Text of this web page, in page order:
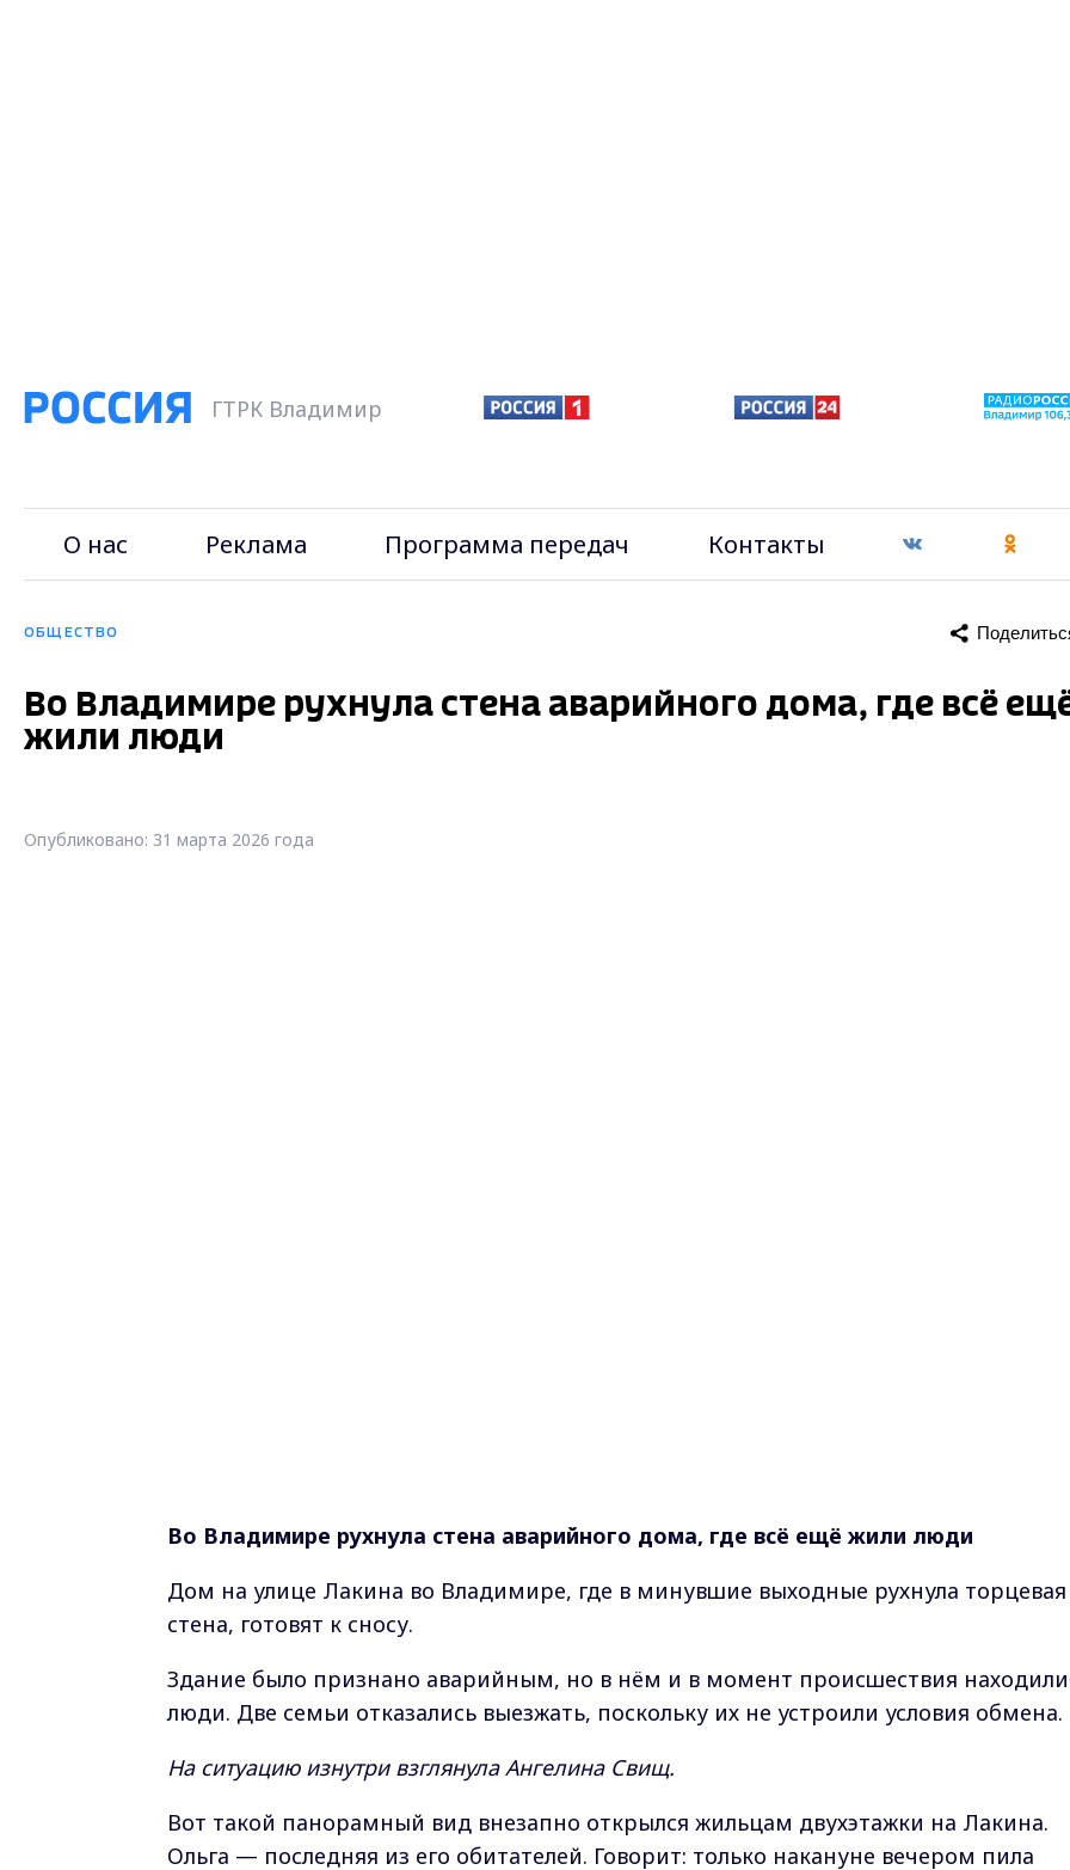
ГТРК Владимир
О нас Реклама Программа передач Контакты
ОБЩЕСТВО
Во Владимире рухнула стена аварийного дома, где всё
жили люди
Опубликовано: 31 марта 2026 года
Во Владимире рухнула стена аварийного дома, где всё ещё жили люди
Дом на улице Лакина во Владимире, где в минувшие выходные рухнула торцевая
стена, готовят к сносу.
Здание было признано аварийным, но в нём и в момент происшествия
люди. Две семьи отказались выезжать, поскольку их не устроили условия обмена.
На ситуацию изнутри взглянула Ангелина Свищ.
Вот такой панорамный вид внезапно открылся жильцам двухэтажки на Лакина.
Ольга — последняя из его обитателей. Говорит: только накануне вечером пила